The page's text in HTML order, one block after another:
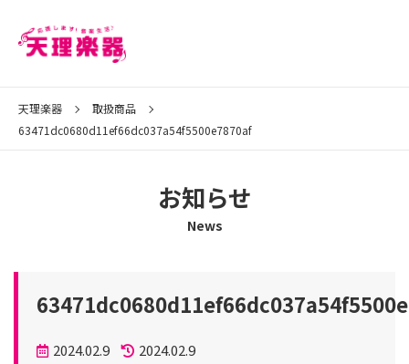
天理楽器
取扱商品
63471dc0680d11ef66dc037a54f5500e7870af
お知らせ
News
投 2024.02.9
2024.02.9